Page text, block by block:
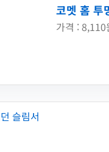
코멧 홈 투
가격 : 8,110